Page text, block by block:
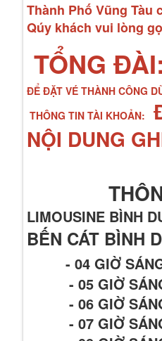
Thành Phố Vũng Tàu
Qúy khách vui lòng
TỔNG
ĐỂ ĐẶT VÉ THÀNH CÔNG
THÔNG TIN TÀI KHOẢN:
NỘI DUNG
LIMOUSINE BÌNH
BẾN CÁT BÌNH
- 04 GIỜ
- 05 GIỜ
- 06 GIỜ
- 07 GIỜ